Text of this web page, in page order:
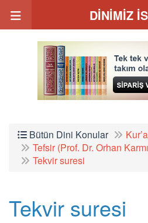
DİNİMİZ
Bütün Dini Konular
Tefsir (Prof. Dr. Orhan
Tekvir suresi
Tekvir suresi